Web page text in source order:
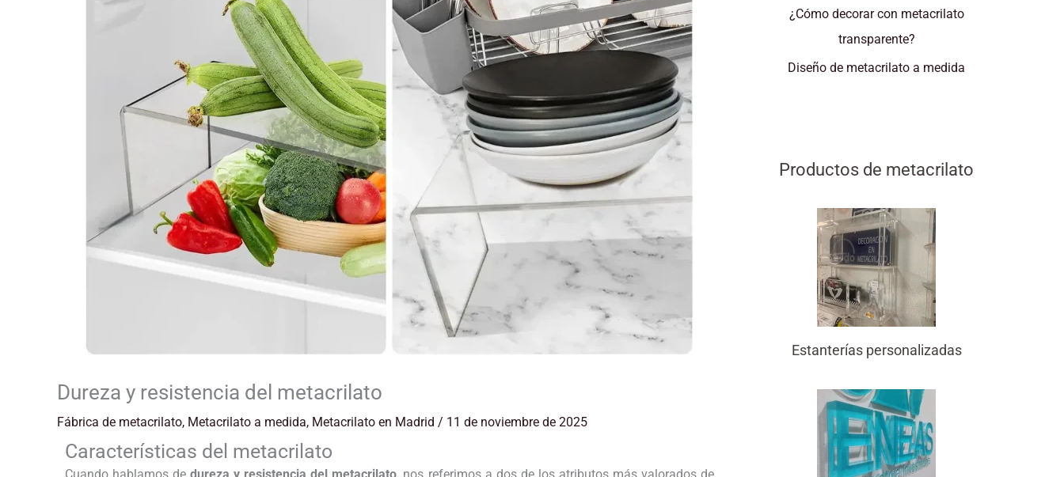
Dureza y resistencia del metacrilato
Fábrica de metacrilato, Metacrilato a medida, Metacrilato en Madrid / 11 de noviembre de 2025
Características del metacrilato
¿Cómo decorar con metacrilato
transparente?
Diseño de metacrilato a medida
Productos de metacrilato
Estanterías personalizadas